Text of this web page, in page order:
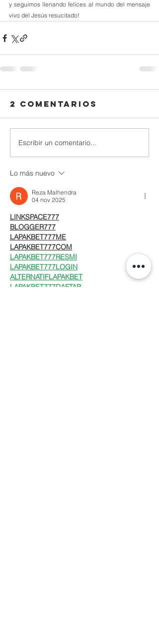
y seguimos llenando felices al mundo del mensaje
vivo del Jesús resucitado!
2 comentarios
Escribir un comentario...
Lo más nuevo
Reza Malhendra
04 nov 2025
LINKSPACE777
BLOGGER777
LAPAKBET777ME
LAPAKBET777COM
LAPAKBET777RESMI
LAPAKBET777LOGIN
ALTERNATIFLAPAKBET
LAPAKBET777DAFTAR